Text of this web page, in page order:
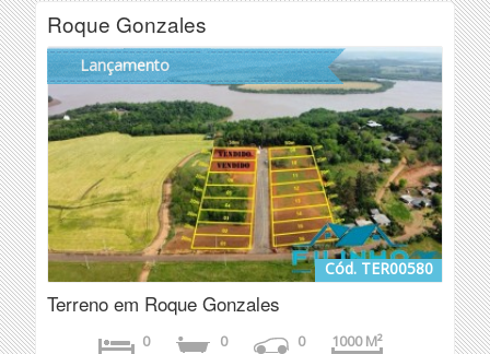
Roque Gonzales
Lançamento
Cód. TER00580
Terreno em Roque Gonzales
0 0 0 1000 M²